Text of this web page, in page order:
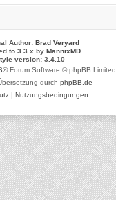
Author: Brad Veryard
to 3.3.x by MannixMD
version: 3.4.10
® Forum Software © phpBB Limited
durch phpBB.de
| Nutzungsbedingungen